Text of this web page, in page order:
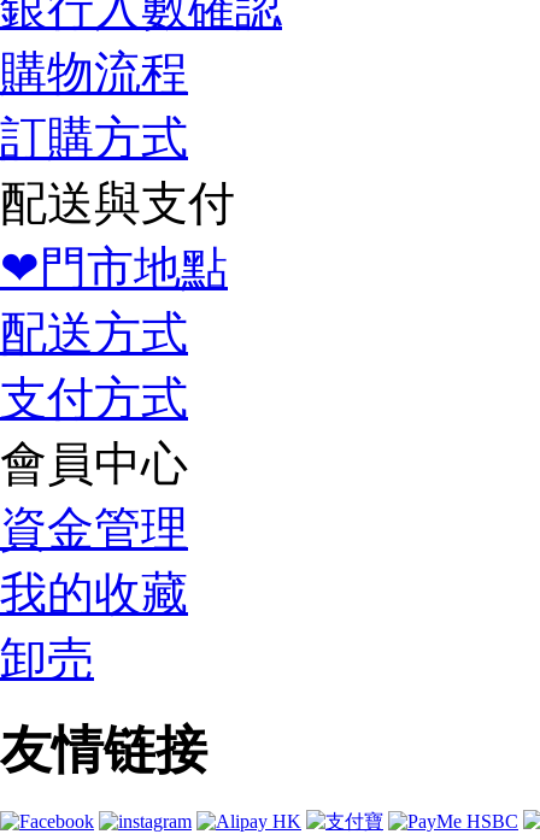
購物流程
訂購方式
配送與支付
❤門市地點
配送方式
支付方式
會員中心
資金管理
我的收藏
卸売
友情链接